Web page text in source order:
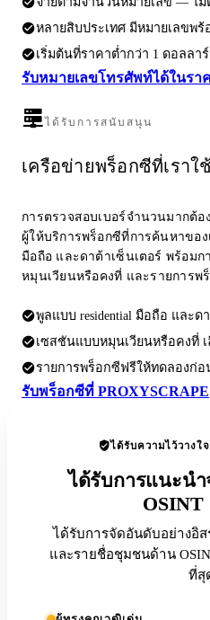
หลายสิบประเทศ มีหมายเลขพร้
เริ่มต้นที่ราคาต่ำกว่า 1 ดอลลา
รับหมายเลขโทรศัพท์ได้ในรา
ได้รับการสนับสนุน
เครือข่ายพร็อกซีที่เราใ
การตรวจสอบเบอร์จำนวนมากต้อ
ผู้ให้บริการพร็อกซีที่การค้นหาของ
มือถือ และดาต้าเซ็นเตอร์ พร้อมก
หมุนเวียนหรือคงที่ และรายการพ
พูลแบบ residential มือถือ และด
เซสชันแบบหมุนเวียนหรือคงที่
รายการพร็อกซีฟรีให้ทดลองก่อ
รับพร็อกซีที่ PROXYSCRAPE
ได้รับความไว้วาง
ได้รับการแนะน
ได้รับการจัดอันดับอย่างอิส
และรายชื่อชุมชนด้าน
ที่สุ